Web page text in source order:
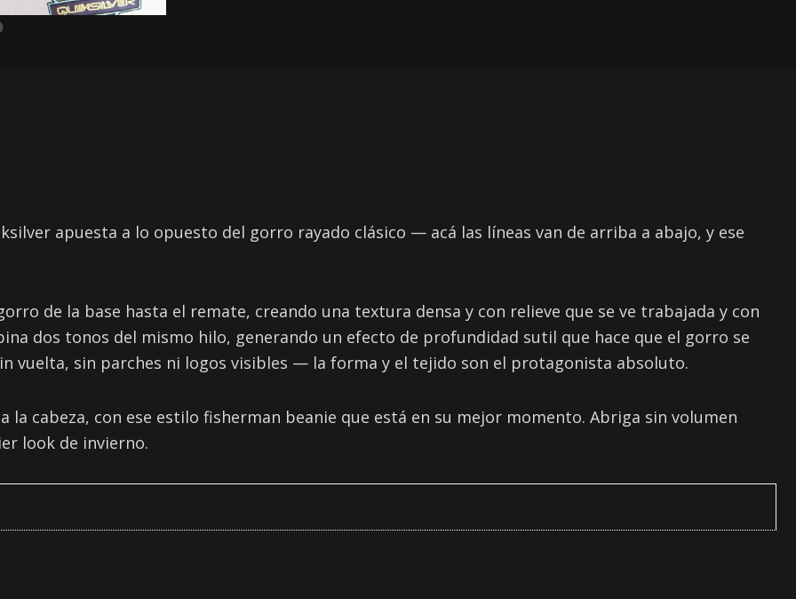
apuesta a lo opuesto del gorro rayado clásico — acá las líneas van de arriba a abajo, y ese
de la base hasta el remate, creando una textura densa y con relieve que se ve trabajada y con
dos tonos del mismo hilo, generando un efecto de profundidad sutil que hace que el gorro se
vuelta, sin parches ni logos visibles — la forma y el tejido son el protagonista absoluto.
la cabeza, con ese estilo fisherman beanie que está en su mejor momento. Abriga sin volumen
look de invierno.